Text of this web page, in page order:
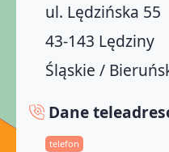
ul. Lędzińska 55
43-143 Lędziny
Śląskie /
Dane
telefon